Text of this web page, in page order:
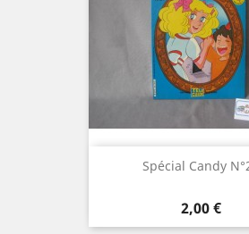
Spécial Candy
Prix
2,00 €